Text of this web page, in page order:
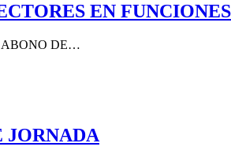
EN
ABONO DE…
JORNADA